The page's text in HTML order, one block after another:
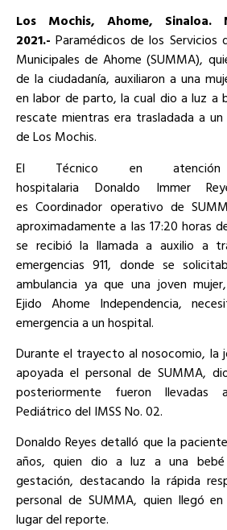
Los Mochis, Ahome, Sinaloa.
2021.-Paramédicos de los Servicios
Municipales de Ahome (SUMMA),
de la ciudadanía, auxiliaron a una
en labor de parto, la cual dio a luz a
rescate mientras era trasladada a
de Los Mochis.
El Técnico en
hospitalaria Donaldo Immer
es Coordinador operativo de
aproximadamente a las 17:20 horas
se recibió la llamada a auxilio a
emergencias 911, donde se
ambulancia ya que una joven
Ejido Ahome Independencia,
emergencia a un hospital.
Durante el trayecto al nosocomio, la
apoyada el personal de SUMMA,
posteriormente fueron llevadas
Pediátrico del IMSS No. 02.
Donaldo Reyes detalló que la
años, quien dio a luz a una
gestación, destacando la rápida
personal de SUMMA, quien llegó
lugar del reporte.